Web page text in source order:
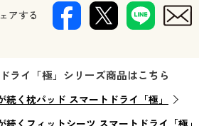
アする
ライ「極」シリーズ商品はこちら
続く枕パッド スマートドライ「極」